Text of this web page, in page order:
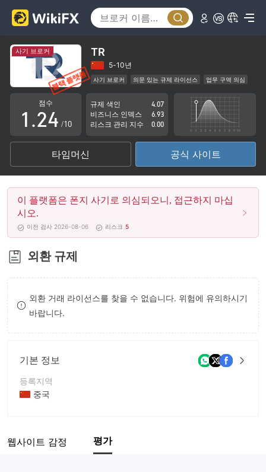
사기 브로커 TR
5-10년
사기 브로커 의문 있는 규제 라이선스
업무 구역 의심
잠재적 위험성이 높음
점수
0
1
2
3
4
5
6
7
8
9
.
0
1
2
3
4
5
6
7
8
9
0
1
2
3
4
5
6
7
9
/10
규제 색인
4.07
비즈니스 인덱스
6.93
리스크 관리 지수
0.00
타임머신 공식 사이트
이 플랫폼은 폰지 사기로 의심되오니, 접근하지 마십
시오.
이전 검사 2026-08-06 리스크 5
외환 규제
외환 거래 라이선스를 찾을 수 없습니다. 위험에 유의하시기
바랍니다.
기본 정보
등록지역
중국
회사 전체 이름
웹사이트 감정 평가